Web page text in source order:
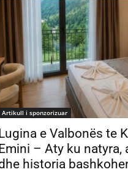
Artikull i sponzorizuar
e Valbonës te
– Aty ku natyra,
historia